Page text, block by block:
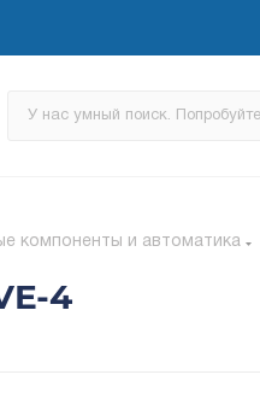
компоненты и автоматика
4